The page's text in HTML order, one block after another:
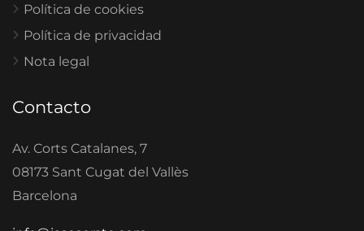
Política de cookies
Política de privacidad
Nota legal
Contacto
Av. Corts Catalanes, 7
08173 Sant Cugat del Vallès
Barcelona